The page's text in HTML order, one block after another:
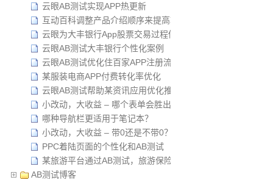
云眼AB测试实现APP热更新
互动百科调整产品介绍顺序来提高转化率
云眼为大丰银行App股票交易过程做AB测试
云眼AB测试大丰银行个性化案例
云眼AB测试优化住百家APP注册流程
某服装电商APP付费转化率优化
云眼AB测试帮助某资讯应用优化推荐算法
小改动，大收益 – 哪个表单会胜出？
哪种导航栏更适用于笔记本？
小改动，大收益 – 带0还是不带0？
PPC着陆页面的个性化和AB测试
某旅游平台通过AB测试，旅游保险销售量提高10%
AB测试博客